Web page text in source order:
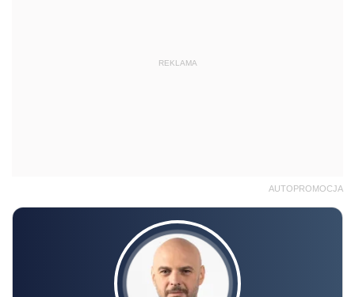
REKLAMA
AUTOPROMOCJA